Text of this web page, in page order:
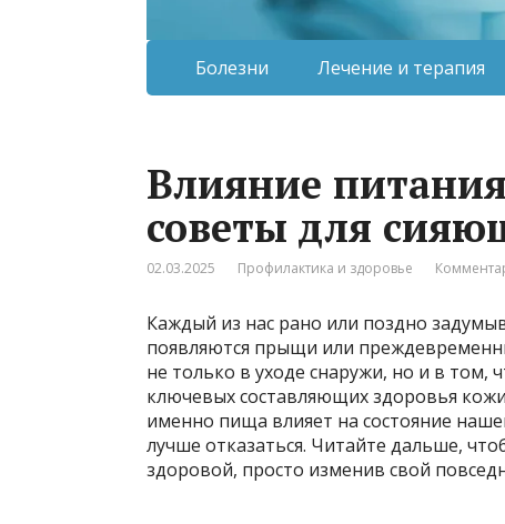
Болезни Лечение и терапия
Влияние
советы для
02.03.2025 Профилактика и здоровье
Каждый из нас рано или поздно
появляются прыщи или
не только в уходе снаружи, но и в
ключевых составляющих здоровья
именно пища влияет на состояние
лучше отказаться. Читайте дальше,
здоровой, просто изменив свой